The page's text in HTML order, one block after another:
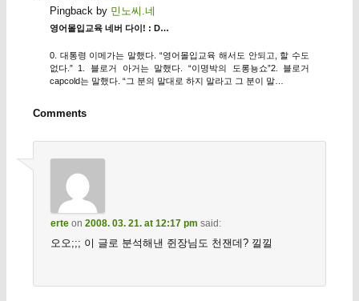
Pingback by 민노씨.네
영어몰입교육 네버 다이! : D…
0. 대통령 이메가는 말했다. “영어몰입교육 해서도 안되고, 할 수도
없다.” 1. 블로거 아거는 말했다. “이명박의 도롱뇽쇼”2. 블로거
capcold는 말했다. “그 분의 말대로 하지 말라고 그 분이 말…
Comments
erteon 2008. 03. 21. at 12:17 pm said:
오오;;; 이 글로 분석해낸 쥔장님도 천잰데? 낄낄